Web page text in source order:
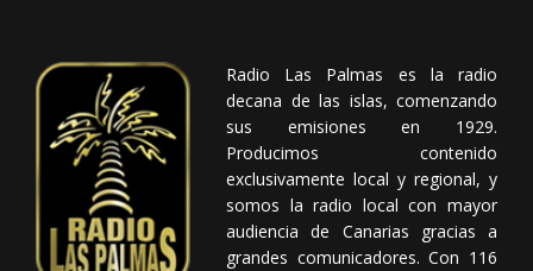
Radio Las Palmas es la radio
decana de las islas, comenzando
sus emisiones en 1929.
Producimos contenido
exclusivamente local y regional, y
somos la radio local con mayor
audiencia de Canarias gracias a
grandes comunicadores. Con 116